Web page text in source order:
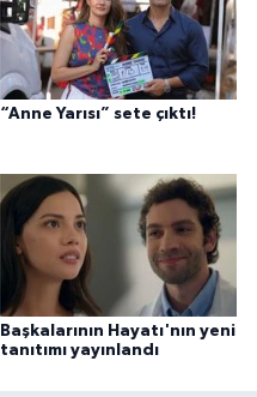
“Anne Yarısı” sete çıktı!
Başkalarının Hayatı'nın yeni
tanıtımı yayınlandı